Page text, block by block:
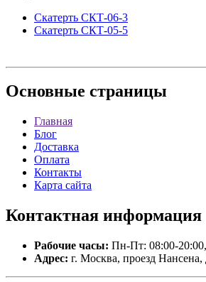
Скатерть СКТ-06-3
Скатерть СКТ-05-5
Основные страницы
Главная
Блог
Доставка
Оплата
Контакты
Карта сайта
Контактная информация
Рабочие часы: Пн-Пт: 08:00-
Адрес: г. Москва, проезд Нансена,